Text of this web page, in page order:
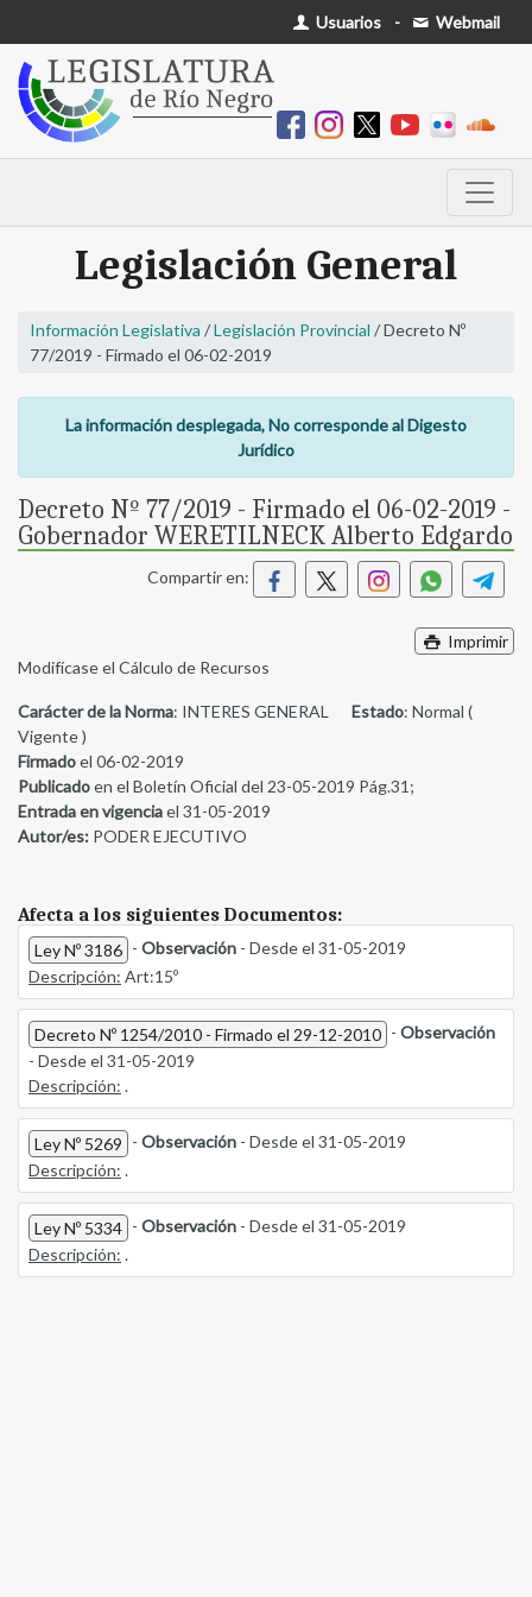
Usuarios - Webmail
Legislación General
Información Legislativa /Legislación Provincial / Decreto Nº
77/2019 - Firmado el 06-02-2019
La información desplegada, No corresponde al Digesto
Jurídico
Decreto Nº 77/2019 - Firmado el 06-02-2019 -
Gobernador WERETILNECK Alberto Edgardo
Compartir en:
Imprimir
Modifícase el Cálculo de Recursos
Carácter de la Norma: INTERES GENERAL Estado: Normal (
Vigente )
Firmadoel 06-02-2019
Publicadoen el Boletín Oficial del 23-05-2019 Pág.31;
Entrada en vigenciael 31-05-2019
Autor/es: PODER EJECUTIVO
Afecta a los siguientes Documentos:
Ley Nº 3186 - Observación - Desde el 31-05-2019
Descripción: Art:15º
Decreto Nº 1254/2010 - Firmado el 29-12-2010 - Observación
- Desde el 31-05-2019
Descripción: .
Ley Nº 5269 - Observación - Desde el 31-05-2019
Descripción: .
Ley Nº 5334 - Observación - Desde el 31-05-2019
Descripción: .